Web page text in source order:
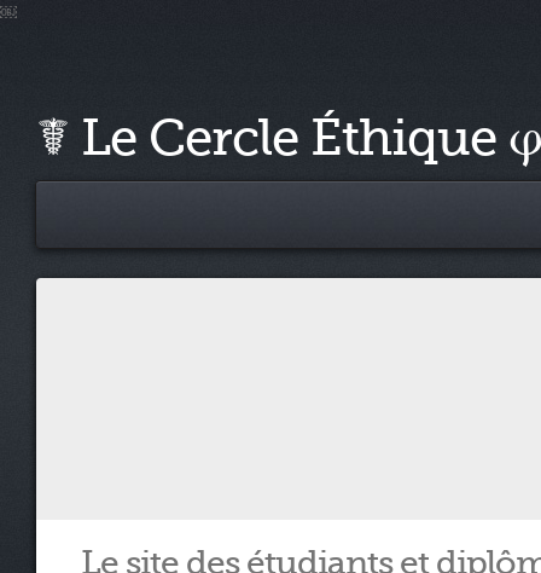
￼
☤ Le Cercle Éthique φ
Le site des étudiants et